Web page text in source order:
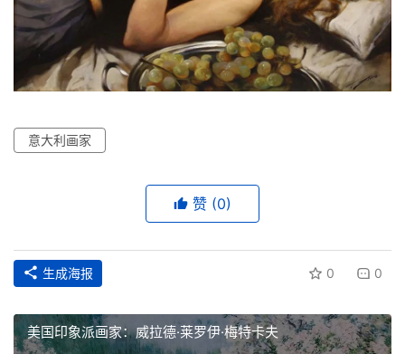
意大利画家
赞 (0)
生成海报 0 0
美国印象派画家：威拉德·莱罗伊·梅特卡夫